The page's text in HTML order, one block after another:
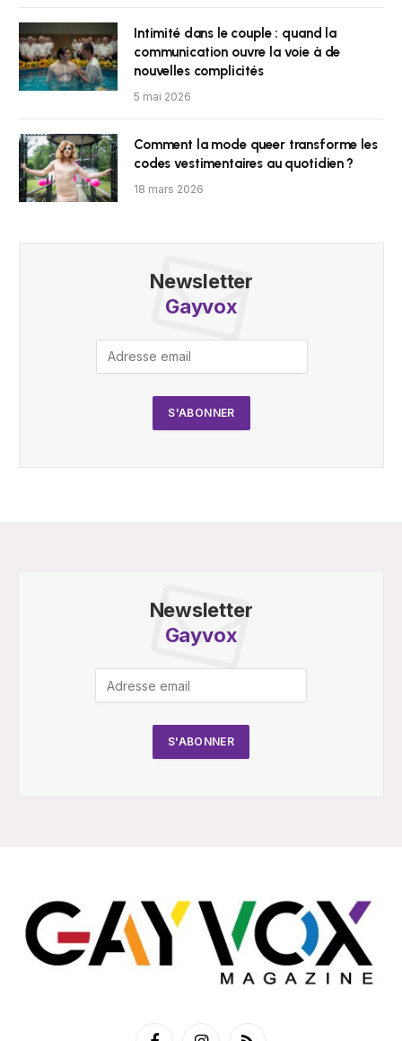
Intimité dans le couple : quand la
communication ouvre la voie à de
nouvelles complicités
5 mai 2026
Comment la mode queer transforme les
codes vestimentaires au quotidien ?
18 mars 2026
Newsletter
Gayvox
Newsletter
Gayvox